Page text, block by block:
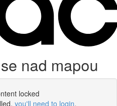
nad mapou
locked
you'll need to login.